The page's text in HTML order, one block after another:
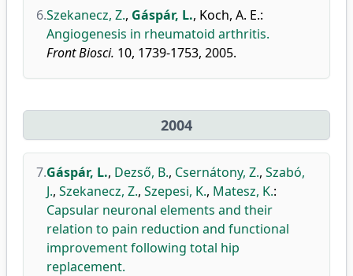
6.Szekanecz, Z., Gáspár, L., Koch, A. E.:
Angiogenesis in rheumatoid arthritis.
Front Biosci. 10, 1739-1753, 2005.
2004
7.Gáspár, L., Dezső, B., Csernátony, Z., Szabó,
J., Szekanecz, Z., Szepesi, K., Matesz, K.:
Capsular neuronal elements and their
relation to pain reduction and functional
improvement following total hip
replacement.